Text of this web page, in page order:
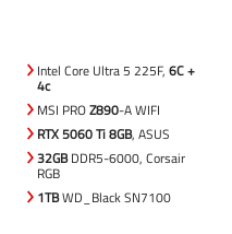
Intel Core Ultra 5 225F, 6C +
4c
MSI PROZ890-A WIFI
RTX 5060 Ti 8GB, ASUS
32GBDDR5-6000, Corsair
RGB
1TBWD_Black SN7100